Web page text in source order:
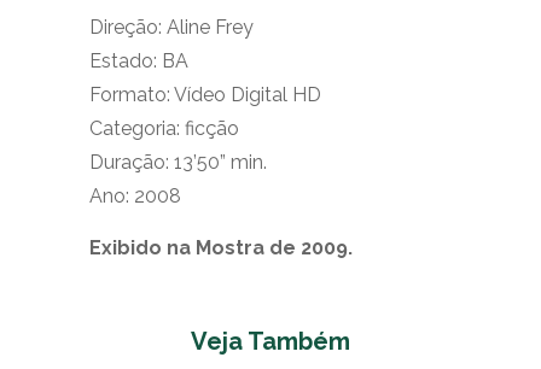
Direção: Aline Frey
Estado: BA
Formato: Vídeo Digital HD
Categoria: ficção
Duração: 13’50” min.
Ano: 2008
Exibido na Mostra de 2009.
Veja Também